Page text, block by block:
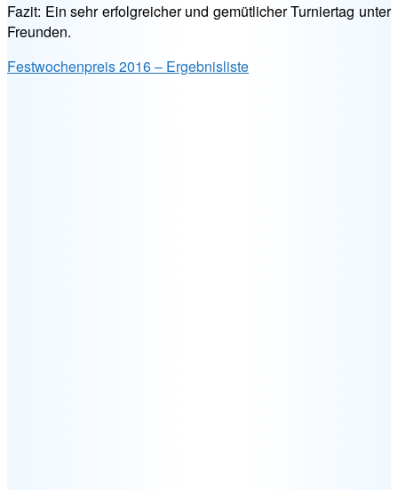
Fazit: Ein sehr erfolgreicher und gemütlicher Turniertag unter
Freunden.
Festwochenpreis 2016 – Ergebnisliste